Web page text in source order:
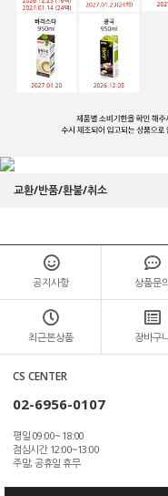
교환/반품/환불/취소
공지사항 상품문
최근본상품 장바구
CS CENTER
02-6956-0107
평일 09:00~ 18:00
점심시간 12:00~13:00
주말, 공휴일 휴무